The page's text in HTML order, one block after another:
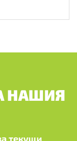
НАШИЯ
текущи